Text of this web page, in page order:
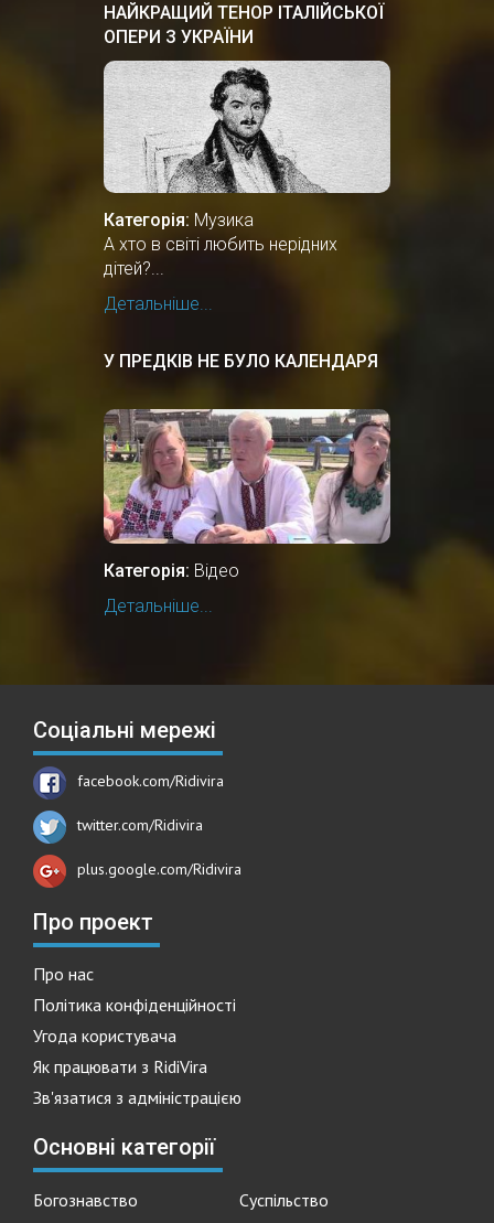
НАЙКРАЩИЙ ТЕНОР ІТАЛІЙСЬКОЇ
ОПЕРИ З УКРАЇНИ
Категорія: Музика
А хто в світі любить нерідних
дітей?...
Детальніше...
У ПРЕДКІВ НЕ БУЛО КАЛЕНДАРЯ
Категорія: Відео
Детальніше...
Соціальні мережі
facebook.com/Ridivira
twitter.com/Ridivira
plus.google.com/Ridivira
Про проект
Про нас
Політика конфіденційності
Угода користувача
Як працювати з RidiVira
Зв'язатися з адміністрацією
Основні категорії
Богознавство
Суспільство